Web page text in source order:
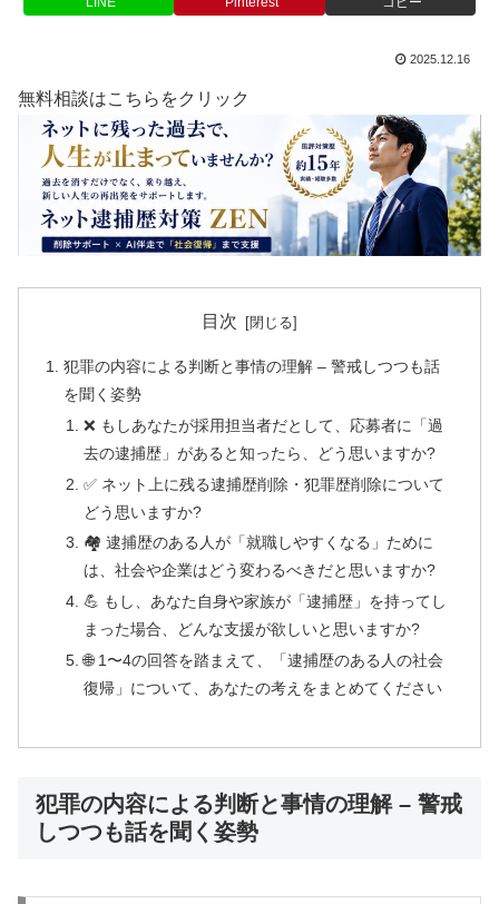
2025.12.16
無料相談はこちらをクリック
目次
犯罪の内容による判断と事情の理解 – 警戒しつつも話
を聞く姿勢
❌ もしあなたが採用担当者だとして、応募者に「過
去の逮捕歴」があると知ったら、どう思いますか?
✅ ネット上に残る逮捕歴削除・犯罪歴削除について
どう思いますか?
🏘️ 逮捕歴のある人が「就職しやすくなる」ために
は、社会や企業はどう変わるべきだと思いますか?
💪 もし、あなた自身や家族が「逮捕歴」を持ってし
まった場合、どんな支援が欲しいと思いますか?
🌐 1〜4の回答を踏まえて、「逮捕歴のある人の社会
復帰」について、あなたの考えをまとめてください
犯罪の内容による判断と事情の理解 – 警戒
しつつも話を聞く姿勢